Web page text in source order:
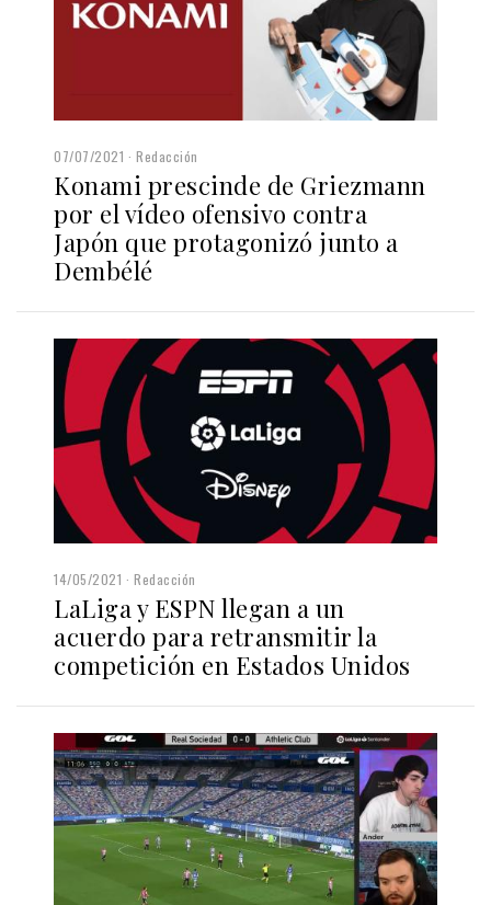
07/07/2021 Redacción
Konami prescinde de Griezmann
por el vídeo ofensivo contra
Japón que protagonizó junto a
Dembélé
14/05/2021 Redacción
LaLiga y ESPN llegan a un
acuerdo para retransmitir la
competición en Estados Unidos